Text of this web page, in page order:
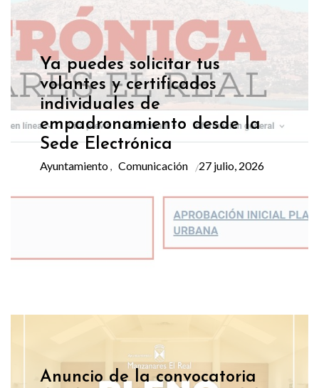
Ya puedes solicitar tus
volantes y certificados
individuales de
empadronamiento desde la
Sede Electrónica
Ayuntamiento, Comunicación 27 julio, 2026
Anuncio de la convocatoria